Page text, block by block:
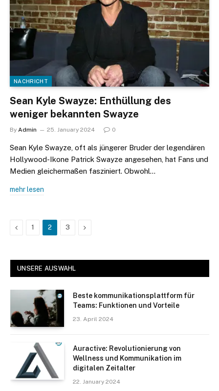
NACHRICHT
Sean Kyle Swayze: Enthüllung des
weniger bekannten Swayze
By Admin 25. January 2024 0
Sean Kyle Swayze, oft als jüngerer Bruder der legendären
Hollywood-Ikone Patrick Swayze angesehen, hat Fans und
Medien gleichermaßen fasziniert. Obwohl…
mehr lesen
Previous
1 2 3 Next
UNSERE AUSWAHL
Beste kommunikationsplattform für
Teams: Funktionen und Vorteile
23. April 2024
Auractive: Revolutionierung von
Wellness und Kommunikation im
digitalen Zeitalter
22. January 2024